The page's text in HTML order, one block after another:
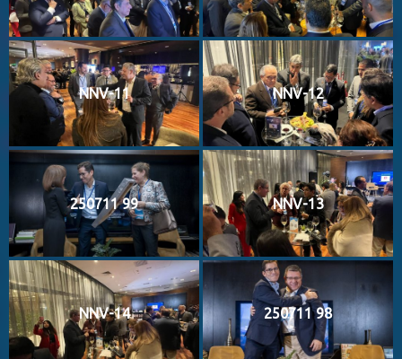
NNV-11 NNV-12
250711 99 NNV-13
NNV-14 250711 98